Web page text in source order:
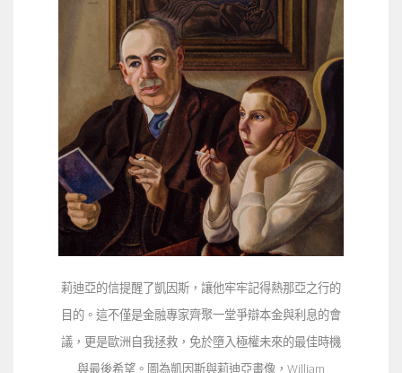
莉迪亞的信提醒了凱因斯，讓他牢牢記得熱那亞之行的
目的。這不僅是金融專家齊聚一堂爭辯本金與利息的會
議，更是歐洲自我拯救，免於墮入極權未來的最佳時機
與最後希望。圖為凱因斯與莉迪亞畫像，William